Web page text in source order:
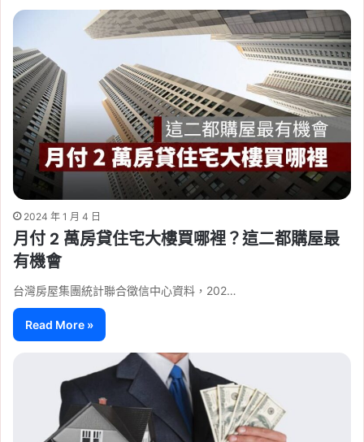
2024 年 1 月 4 日
月付 2 萬房貸住宅大樓買哪裡？這二都購屋最
有機會
台灣房屋集團統計聯合徵信中心資料，202…
Read More »